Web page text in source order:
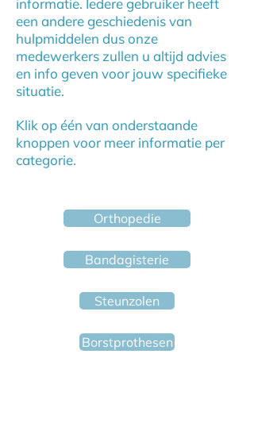
informatie. Iedere gebruiker heeft
een andere geschiedenis van
hulpmiddelen dus onze
medewerkers zullen u altijd advies
en info geven voor jouw specifieke
situatie.
Klik op één van onderstaande
knoppen voor meer informatie per
categorie.
Steunzolen
Bandagisterie
Orthopedie
Borstprothesen